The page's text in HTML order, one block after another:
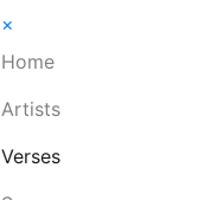
×
Home
Artists
Verses